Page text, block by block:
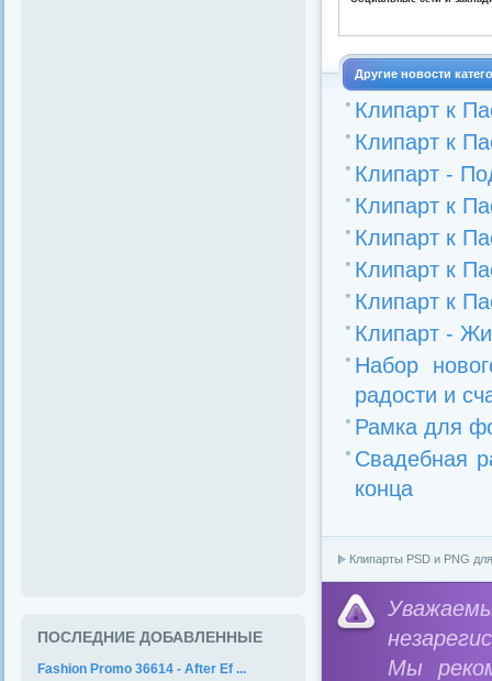
Другие новости
Клипарт к
Клипарт к
Клипарт -
Клипарт к
Клипарт к
Клипарт к
Клипарт к
Клипарт -
Набор
радости и
Рамка для
Свадебная
конца
Клипарты PSD и PNG
Мы
ПОСЛЕДНИЕ ДОБАВЛЕННЫЕ
Fashion Promo 36614 - After Ef ...